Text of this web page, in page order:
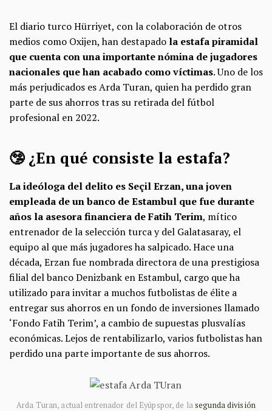
El diario turco Hürriyet, con la colaboración de otros
medios como Oxijen, han destapado la estafa piramidal
que cuenta con una importante nómina de jugadores
nacionales que han acabado como víctimas. Uno de los
más perjudicados es Arda Turan, quien ha perdido gran
parte de sus ahorros tras su retirada del fútbol
profesional en 2022.
🤥 ¿En qué consiste la estafa?
La ideóloga del delito es Seçil Erzan, una joven
empleada de un banco de Estambul que fue durante
años la asesora financiera de Fatih Terim, mítico
entrenador de la selección turca y del Galatasaray, el
equipo al que más jugadores ha salpicado. Hace una
década, Erzan fue nombrada directora de una prestigiosa
filial del banco Denizbank en Estambul, cargo que ha
utilizado para invitar a muchos futbolistas de élite a
entregar sus ahorros en un fondo de inversiones llamado
‘Fondo Fatih Terim’, a cambio de supuestas plusvalías
económicas. Lejos de rentabilizarlo, varios futbolistas han
perdido una parte importante de sus ahorros.
Arda Turan, actual entrenador del Eyüpspor, de lasegunda división